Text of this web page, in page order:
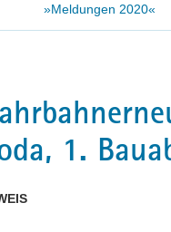
»Meldungen 2020«
1.